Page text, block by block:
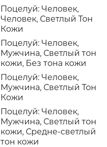
Поцелуй: Человек,
Человек, Светлый Тон
Кожи
Поцелуй: Человек,
Мужчина, Светлый тон
кожи, Без тона кожи
Поцелуй: Человек,
Мужчина, Светлый Тон
Кожи
Поцелуй: Человек,
Мужчина, Светлый тон
кожи, Средне-светлый
тон кожи